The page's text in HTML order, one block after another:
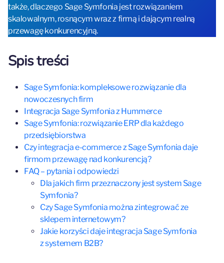
także, dlaczego Sage Symfonia jest rozwiązaniem
skalowalnym, rosnącym wraz z firmą i dającym realną
przewagę konkurencyjną.
Spis treści
Sage Symfonia: kompleksowe rozwiązanie dla
nowoczesnych firm
Integracja Sage Symfonia z Hummerce
Sage Symfonia: rozwiązanie ERP dla każdego
przedsiębiorstwa
Czy integracja e-commerce z Sage Symfonia daje
firmom przewagę nad konkurencją?
FAQ – pytania i odpowiedzi
Dla jakich firm przeznaczony jest system Sage
Symfonia?
Czy Sage Symfonia można zintegrować ze
sklepem internetowym?
Jakie korzyści daje integracja Sage Symfonia
z systemem B2B?